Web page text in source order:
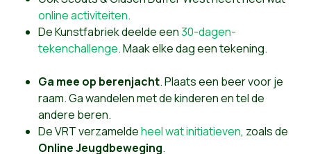
online activiteiten.
De Kunstfabriek deelde een30-dagen-
tekenchallenge. Maak elke dag een tekening.
Ga mee op berenjacht. Plaats een beer voor je
raam. Ga wandelen met de kinderen en tel de
andere beren.
De VRT verzameldeheel wat initiatieven, zoals de
Online Jeugdbeweging.